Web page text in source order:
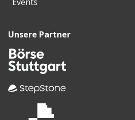
Unsere Partner